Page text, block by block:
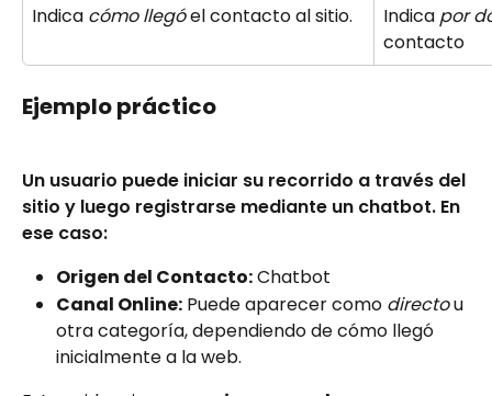
Indica cómo llegó el contacto al sitio. Indica por
contacto
Ejemplo práctico
Un usuario puede iniciar su recorrido a través del
sitio y luego registrarse mediante un chatbot. En
ese caso:
Origen del Contacto: Chatbot
Canal Online: Puede aparecer como directo u
otra categoría, dependiendo de cómo llegó
inicialmente a la web.